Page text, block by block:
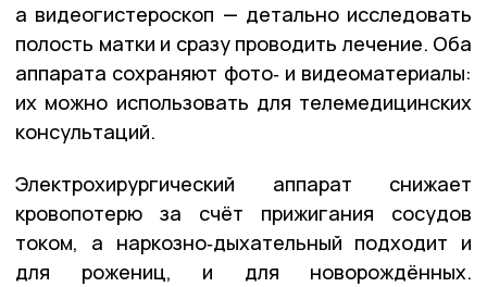
а видеогистероскоп — детально исследовать
полость матки и сразу проводить лечение. Оба
аппарата сохраняют фото‑ и видеоматериалы:
их можно использовать для телемедицинских
консультаций.
Электрохирургический аппарат снижает
кровопотерю за счёт прижигания сосудов
током, а наркозно‑дыхательный подходит и
для рожениц, и для новорождённых.